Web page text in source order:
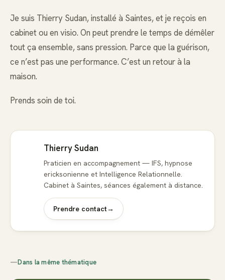
Je suis Thierry Sudan, installé à Saintes, et je reçois en
cabinet ou en visio. On peut prendre le temps de démêler
tout ça ensemble, sans pression. Parce que la guérison,
ce n’est pas une performance. C’est un retour à la
maison.
Prends soin de toi.
Thierry Sudan
Praticien en accompagnement — IFS, hypnose
ericksonienne et Intelligence Relationnelle.
Cabinet à Saintes, séances également à distance.
Prendre contact→
—Dans la même thématique